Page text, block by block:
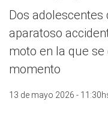
Dos
aparatoso
moto en la que se
momento
13 de mayo 2026 -